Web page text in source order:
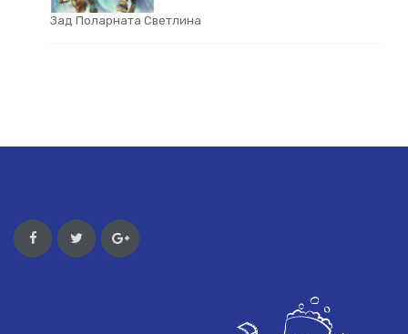
Зад Поларната Светлина